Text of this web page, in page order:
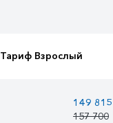
Тариф Взрослый
149 815
157 700